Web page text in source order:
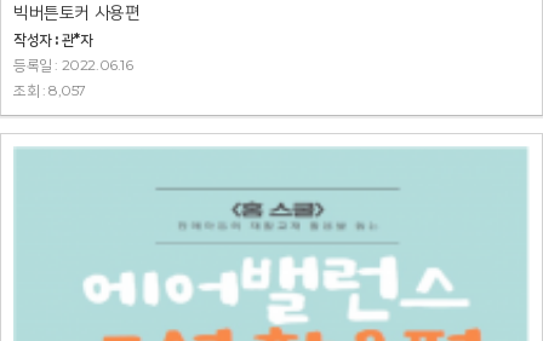
빅버튼토커 사용편
작성자 : 관*자
등록일 : 2022.06.16
조회 : 8,057